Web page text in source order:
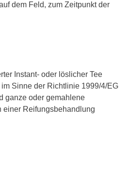
dem Feld, zum Zeitpunkt der
Instant- oder löslicher Tee
Sinne der Richtlinie 1999/4/EG
ganze oder gemahlene
einer Reifungsbehandlung